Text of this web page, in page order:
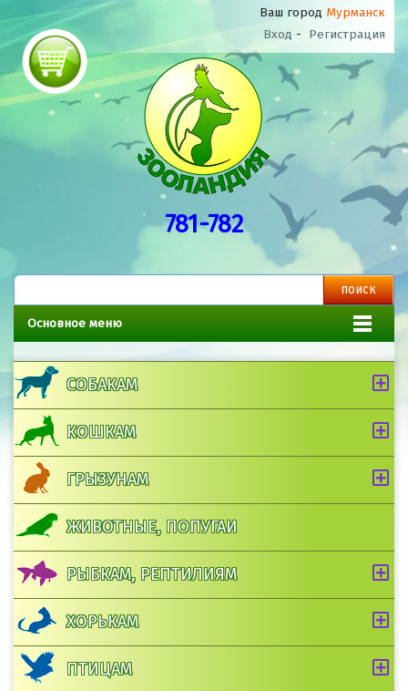
Ваш город Мурманск
Вход - Регистрация
781-782
Основное меню
СОБАКАМ
КОШКАМ
ГРЫЗУНАМ
ЖИВОТНЫЕ, ПОПУГАИ
РЫБКАМ, РЕПТИЛИЯМ
ХОРЬКАМ
ПТИЦАМ